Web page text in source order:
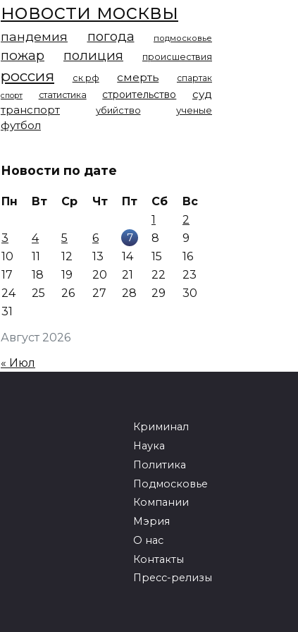
новости москвы
пандемия погода подмосковье
пожар полиция происшествия
россия ск рф смерть спартак
спорт статистика строительство
суд
транспорт
убийство ученые
футбол
Новости по дате
Август 2026
Пн Вт Ср Чт Пт Сб
Вс
1
2
3
4 5 6 7 8
9
10
11 12 13 14 15
16
17
18 19 20 21 22
23
24
25 26 27 28 29
30
31
« Июл
Криминал
Наука
Политика
Подмосковье
Компании
Мэрия
О нас
Контакты
Пресс-релизы